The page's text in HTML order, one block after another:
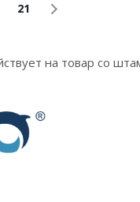
21
на товар со